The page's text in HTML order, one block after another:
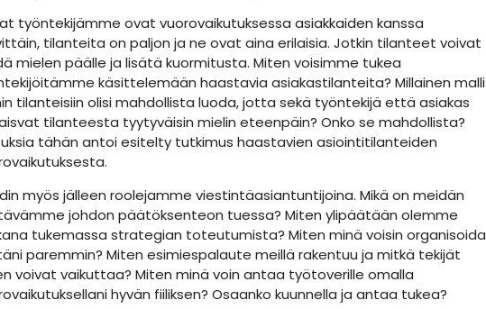
työntekijämme ovat vuorovaikutuksessa asiakkaiden kanssa
tilanteita on paljon ja ne ovat aina erilaisia. Jotkin tilanteet voivat
mielen päälle ja lisätä kuormitusta. Miten voisimme tukea
käsittelemään haastavia asiakastilanteita? Millainen malli
tilanteisiin olisi mahdollista luoda, jotta sekä työntekijä että asiakas
tilanteesta tyytyväisin mielin eteenpäin? Onko se mahdollista?
tähän antoi esitelty tutkimus haastavien asiointitilanteiden
myös jälleen roolejamme viestintäasiantuntijoina. Mikä on meidän
johdon päätöksenteon tuessa? Miten ylipäätään olemme
tukemassa strategian toteutumista? Miten minä voisin organisoida
paremmin? Miten esimiespalaute meillä rakentuu ja mitkä tekijät
voivat vaikuttaa? Miten minä voin antaa työtoverille omalla
hyvän fiiliksen? Osaanko kuunnella ja antaa tukea?